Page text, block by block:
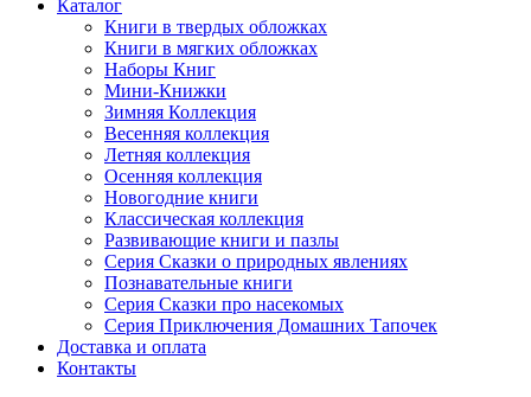
Каталог
Книги в твердых обложках
Книги в мягких обложках
Наборы Книг
Мини-Книжки
Зимняя Коллекция
Весенняя коллекция
Летняя коллекция
Осенняя коллекция
Новогодние книги
Классическая коллекция
Развивающие книги и пазлы
Серия Сказки о природных явлениях
Познавательные книги
Серия Сказки про насекомых
Серия Приключения Домашних Тапочек
Доставка и оплата
Контакты